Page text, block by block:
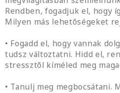
Rendben, fogadjuk el, hogy
Milyen más lehetőségeket
• Fogadd el, hogy vannak
tudsz változtatni. Hidd el,
stressztől kíméled meg
• Tanulj meg megbocsátani.